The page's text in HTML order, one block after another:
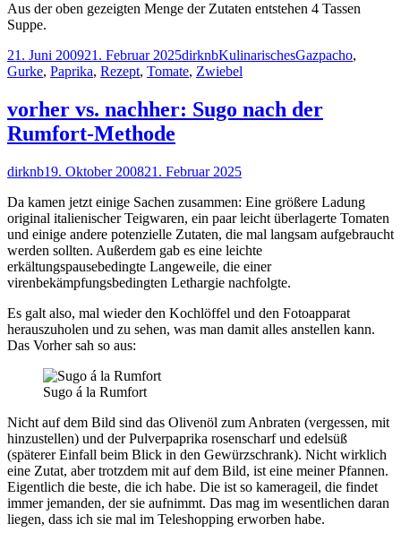
Aus der oben gezeigten Menge der Zutaten entstehen 4 Tassen
Suppe.
Veröffentlicht
am
21. Juni 200921. Februar 2025Autor
dirknbKategorien
KulinarischesSchlagwörter
Gazpacho,
Gurke, Paprika, Rezept, Tomate, Zwiebel
vorher vs. nachher: Sugo nach der
Rumfort-Methode
Autor
dirknbVeröffentlicht
19. Oktober 200821. Februar 2025
Da kamen jetzt einige Sachen zusammen: Eine größere Ladung
original italienischer Teigwaren, ein paar leicht überlagerte Tomaten
und einige andere potenzielle Zutaten, die mal langsam aufgebraucht
werden sollten. Außerdem gab es eine leichte
erkältungspausebedingte Langeweile, die einer
virenbekämpfungsbedingten Lethargie nachfolgte.
Es galt also, mal wieder den Kochlöffel und den Fotoapparat
herauszuholen und zu sehen, was man damit alles anstellen kann.
Das Vorher sah so aus:
Sugo á la Rumfort
Nicht auf dem Bild sind das Olivenöl zum Anbraten (vergessen, mit
hinzustellen) und der Pulverpaprika rosenscharf und edelsüß
(späterer Einfall beim Blick in den Gewürzschrank). Nicht wirklich
eine Zutat, aber trotzdem mit auf dem Bild, ist eine meiner Pfannen.
Eigentlich die beste, die ich habe. Die ist so kamerageil, die findet
immer jemanden, der sie aufnimmt. Das mag im wesentlichen daran
liegen, dass ich sie mal im Teleshopping erworben habe.